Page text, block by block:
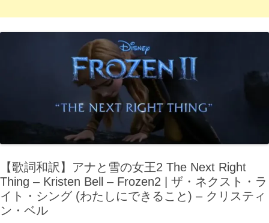
【歌詞和訳】アナと雪の女王2 The Next Right
Thing – Kristen Bell – Frozen2 | ザ・ネクスト・ラ
イト・シング (わたしにできること) – クリスティ
ン・ベル